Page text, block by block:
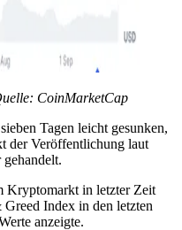
CoinMarketCap
Tagen leicht gesunken,
der Veröffentlichung laut
Kryptomarkt in letzter Zeit
Index in den letzten
anzeigte.